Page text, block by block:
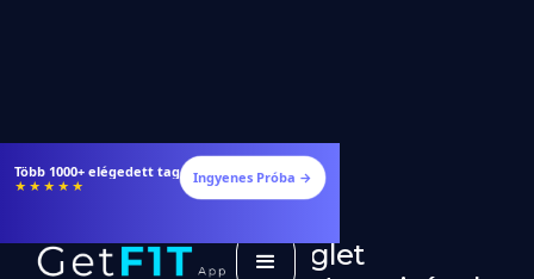
Több 1000+ elégedett tag
★★★★★ Ingyenes Próba →
Nátrium Napi Szükséglet